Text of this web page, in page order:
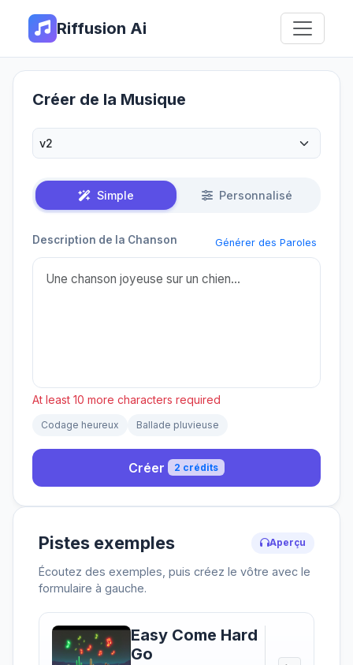
Riffusion Ai
Créer de la Musique
Simple Personnalisé
Description de la Chanson Générer des Paroles
At least 10 more characters required
Codage heureux Ballade pluvieuse
Créer 2 crédits
Pistes exemples Aperçu
Écoutez des exemples, puis créez le vôtre avec le
formulaire à gauche.
Easy Come Hard
Go